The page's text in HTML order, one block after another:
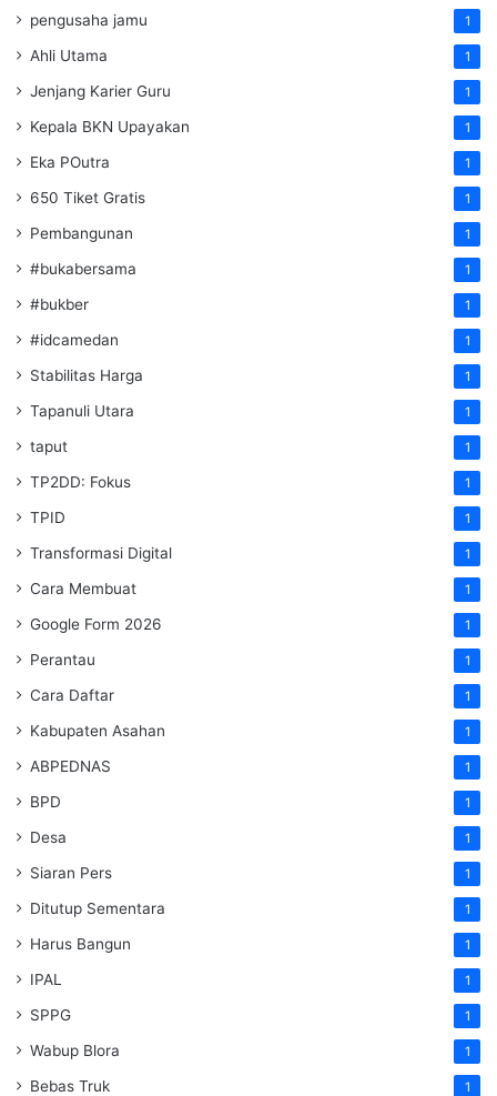
pengusaha jamu 1
Ahli Utama 1
Jenjang Karier Guru 1
Kepala BKN Upayakan 1
Eka POutra 1
650 Tiket Gratis 1
Pembangunan 1
#bukabersama 1
#bukber 1
#idcamedan 1
Stabilitas Harga 1
Tapanuli Utara 1
taput 1
TP2DD: Fokus 1
TPID 1
Transformasi Digital 1
Cara Membuat 1
Google Form 2026 1
Perantau 1
Cara Daftar 1
Kabupaten Asahan 1
ABPEDNAS 1
BPD 1
Desa 1
Siaran Pers 1
Ditutup Sementara 1
Harus Bangun 1
IPAL 1
SPPG 1
Wabup Blora 1
Bebas Truk 1